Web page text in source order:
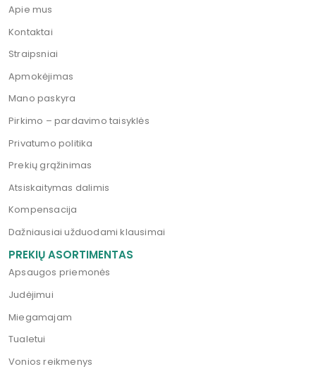
Apie mus
Kontaktai
Straipsniai
Apmokėjimas
Mano paskyra
Pirkimo – pardavimo taisyklės
Privatumo politika
Prekių grąžinimas
Atsiskaitymas dalimis
Kompensacija
Dažniausiai užduodami klausimai
PREKIŲ ASORTIMENTAS
Apsaugos priemonės
Judėjimui
Miegamajam
Tualetui
Vonios reikmenys